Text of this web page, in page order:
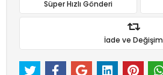
Süper Hızlı Gönderi
İade ve Değişim